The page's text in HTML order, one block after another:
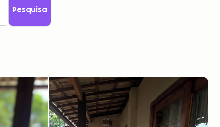
Pesquisa